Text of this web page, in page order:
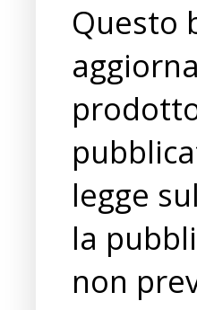
Questo
legge
la
non